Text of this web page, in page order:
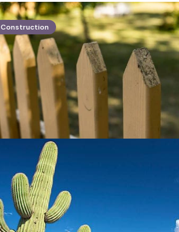
Construction